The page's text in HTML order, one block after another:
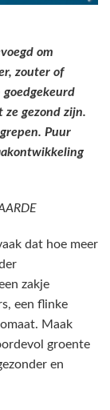
om
zouter of
gezond zijn.
Puur
dat hoe meer
zakje
een flinke
Maak
groente
en